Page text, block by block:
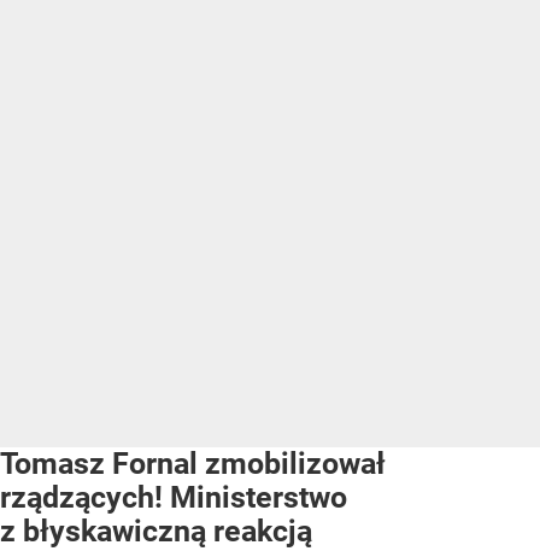
Tomasz Fornal zmobilizował
rządzących! Ministerstwo
z błyskawiczną reakcją